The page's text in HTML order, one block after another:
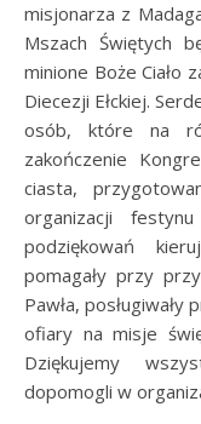
misjonarza z
Mszach Świętych
minione Boże Ciało
Diecezji Ełckiej.
osób, które na
zakończenie
ciasta,
organizacji
podziękowań
pomagały przy
Pawła, posługiwały
ofiary na misje
Dziękujemy
dopomogli w